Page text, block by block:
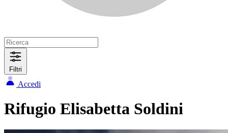
Filtri
Accedi
Rifugio Elisabetta Soldini